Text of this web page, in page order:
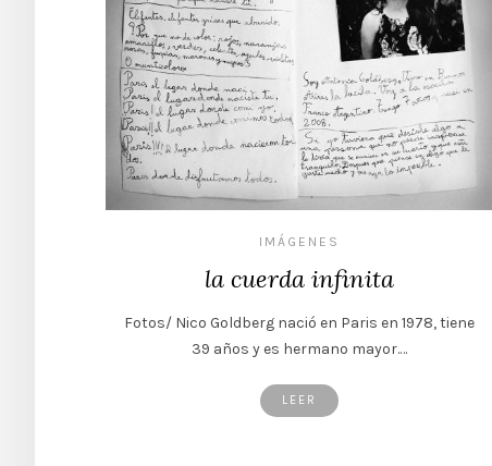
IMÁGENES
la cuerda infinita
Fotos/ Nico Goldberg nació en Paris en 1978, tiene
39 años y es hermano mayor.…
LEER